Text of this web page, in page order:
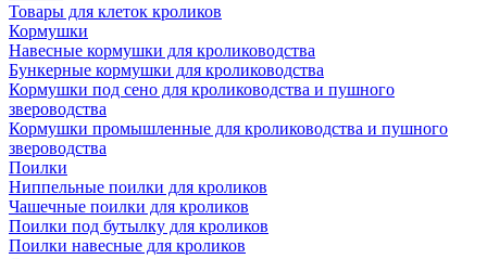
Товары для клеток кроликов
Кормушки
Навесные кормушки для кролиководства
Бункерные кормушки для кролиководства
Кормушки под сено для кролиководства и пушного
звероводства
Кормушки промышленные для кролиководства и пушного
звероводства
Поилки
Ниппельные поилки для кроликов
Чашечные поилки для кроликов
Поилки под бутылку для кроликов
Поилки навесные для кроликов